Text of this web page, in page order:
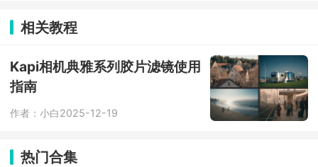
切换自如。输入需要的文本内容，选择
合适的音色，就能快速得到让你满意的
色音效，试听满意再生成，快速高效，
配音效率拉满。
相关教程
Kapi相机典雅系列胶片滤镜使用
指南
作者：小白2025-12-19
热门合集